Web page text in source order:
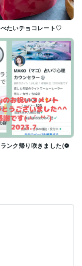
たいチョコレート♡
ンク帰り咲きました(❁